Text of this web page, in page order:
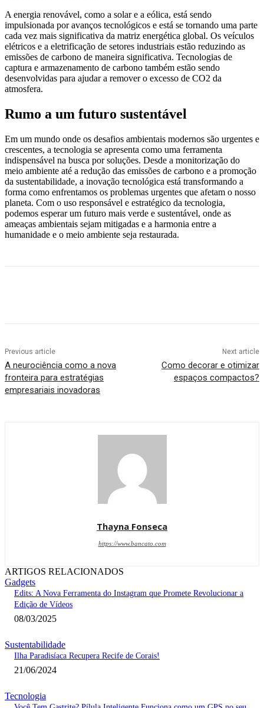
A energia renovável, como a solar e a eólica, está sendo
impulsionada por avanços tecnológicos e está se tornando uma parte
cada vez mais significativa da matriz energética global. Os veículos
elétricos e a eletrificação de setores industriais estão reduzindo as
emissões de carbono de maneira significativa. Tecnologias de
captura e armazenamento de carbono também estão sendo
desenvolvidas para ajudar a remover o excesso de CO2 da
atmosfera.
Rumo a um futuro sustentável
Em um mundo onde os desafios ambientais modernos são urgentes e
crescentes, a tecnologia se apresenta como uma ferramenta
indispensável na busca por soluções. Desde a monitorização do
meio ambiente até a redução das emissões de carbono e a promoção
da sustentabilidade, a inovação tecnológica está transformando a
forma como enfrentamos os problemas urgentes que afetam o nosso
planeta. Com o uso responsável e estratégico da tecnologia,
podemos esperar um futuro mais verde e sustentável, onde as
ameaças ambientais sejam mitigadas e a harmonia entre a
humanidade e o meio ambiente seja restaurada.
Previous article
A neurociência como a nova
fronteira para estratégias
empresariais inovadoras
Next article
Como decorar e otimizar
espaços compactos?
Thayna Fonseca
https://www.bancato.com
ARTIGOS RELACIONADOS
Gadgets
Edits: A Nova Ferramenta do Instagram que Promete Revolucionar a
Edição de Vídeos
08/03/2025
Sustentabilidade
Ilha Paradisíaca Recupera Recife de Corais!
21/06/2024
Tecnologia